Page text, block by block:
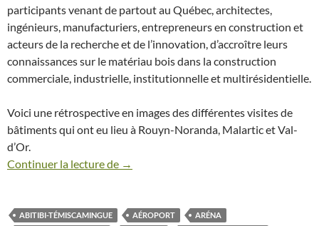
participants venant de partout au Québec, architectes,
ingénieurs, manufacturiers, entrepreneurs en construction et
acteurs de la recherche et de l’innovation, d’accroître leurs
connaissances sur le matériau bois dans la construction
commerciale, industrielle, institutionnelle et multirésidentielle.
Voici une rétrospective en images des différentes visites de
bâtiments qui ont eu lieu à Rouyn-Noranda, Malartic et Val-
d’Or.
Continuer la lecture de Retour en images sur la mission de
→
ABITIBI-TÉMISCAMINGUE AÉROPORT
ARÉNA